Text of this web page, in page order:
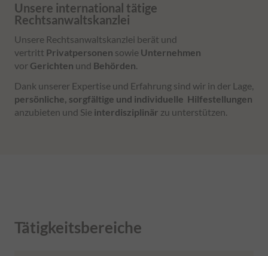
Unsere international tätige
Rechtsanwaltskanzlei
Unsere Rechtsanwaltskanzlei berät und
vertritt Privatpersonen sowie Unternehmen
vor Gerichten und Behörden.
Dank unserer Expertise und Erfahrung sind wir in der Lage,
persönliche, sorgfältige und individuelle Hilfestellungen
anzubieten und Sie interdisziplinär zu unterstützen.
Tätigkeitsbereiche